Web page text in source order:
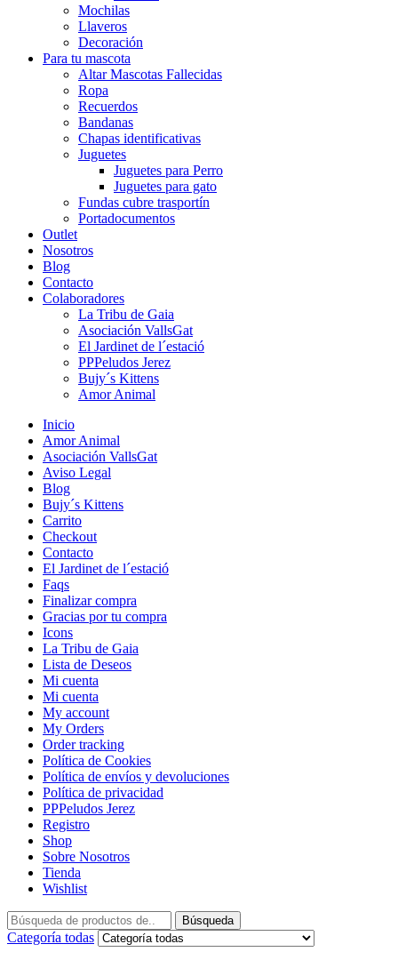
Mochilas
Llaveros
Decoración
Para tu mascota
Altar Mascotas Fallecidas
Ropa
Recuerdos
Bandanas
Chapas identificativas
Juguetes
Juguetes para Perro
Juguetes para gato
Fundas cubre trasportín
Portadocumentos
Outlet
Nosotros
Blog
Contacto
Colaboradores
La Tribu de Gaia
Asociación VallsGat
El Jardinet de l´estació
PPPeludos Jerez
Bujy´s Kittens
Amor Animal
Inicio
Amor Animal
Asociación VallsGat
Aviso Legal
Blog
Bujy´s Kittens
Carrito
Checkout
Contacto
El Jardinet de l´estació
Faqs
Finalizar compra
Gracias por tu compra
Icons
La Tribu de Gaia
Lista de Deseos
Mi cuenta
Mi cuenta
My account
My Orders
Order tracking
Política de Cookies
Política de envíos y devoluciones
Política de privacidad
PPPeludos Jerez
Registro
Shop
Sobre Nosotros
Tienda
Wishlist
Búsqueda
Categoría todas